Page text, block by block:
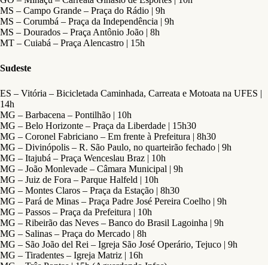
MS – Campo Grande – Praça do Rádio | 9h
MS – Corumbá – Praça da Independência | 9h
MS – Dourados – Praça Antônio João | 8h
MT – Cuiabá – Praça Alencastro | 15h
Sudeste
ES – Vitória – Bicicletada Caminhada, Carreata e Motoata na UFES |
14h
MG – Barbacena – Pontilhão | 10h
MG – Belo Horizonte – Praça da Liberdade | 15h30
MG – Coronel Fabriciano – Em frente à Prefeitura | 8h30
MG – Divinópolis – R. São Paulo, no quarteirão fechado | 9h
MG – Itajubá – Praça Wenceslau Braz | 10h
MG – João Monlevade – Câmara Municipal | 9h
MG – Juiz de Fora – Parque Halfeld | 10h
MG – Montes Claros – Praça da Estação | 8h30
MG – Pará de Minas – Praça Padre José Pereira Coelho | 9h
MG – Passos – Praça da Prefeitura | 10h
MG – Ribeirão das Neves – Banco do Brasil Lagoinha | 9h
MG – Salinas – Praça do Mercado | 8h
MG – São João del Rei – Igreja São José Operário, Tejuco | 9h
MG – Tiradentes – Igreja Matriz | 16h